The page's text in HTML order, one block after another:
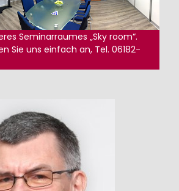
Seminarraumes „Sky room“.
Sie uns einfach an, Tel. 06182-